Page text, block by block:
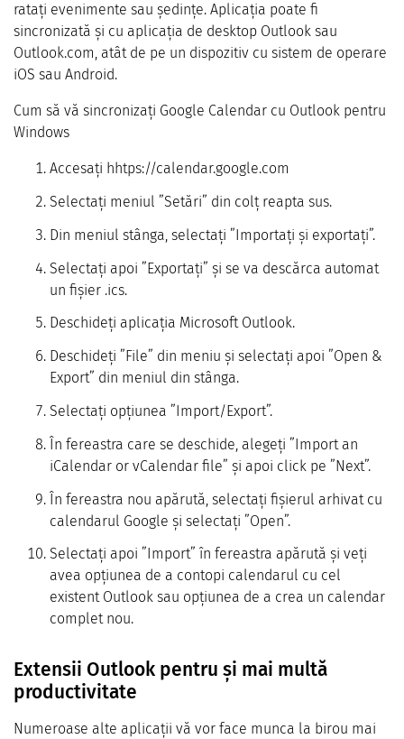
ratați evenimente sau ședințe. Aplicația poate fi
sincronizată și cu aplicația de desktop Outlook sau
Outlook.com, atât de pe un dispozitiv cu sistem de operare
iOS sau Android.
Cum să vă sincronizați Google Calendar cu Outlook pentru
Windows
Accesați hhtps://calendar.google.com
Selectați meniul ”Setări” din colț reapta sus.
Din meniul stânga, selectați ”Importați și exportați”.
Selectați apoi ”Exportați” și se va descărca automat
un fișier .ics.
Deschideți aplicația Microsoft Outlook.
Deschideți ”File” din meniu și selectați apoi ”Open &
Export” din meniul din stânga.
Selectați opțiunea ”Import/Export”.
În fereastra care se deschide, alegeți ”Import an
iCalendar or vCalendar file” și apoi click pe ”Next”.
În fereastra nou apărută, selectați fișierul arhivat cu
calendarul Google și selectați ”Open”.
Selectați apoi ”Import” în fereastra apărută și veți
avea opțiunea de a contopi calendarul cu cel
existent Outlook sau opțiunea de a crea un calendar
complet nou.
Extensii Outlook pentru și mai multă
productivitate
Numeroase alte aplicații vă vor face munca la birou mai